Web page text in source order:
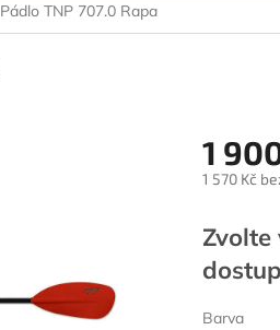
Pádlo TNP 707.0 Rapa
1
1 570 Kč
cena:
Barva